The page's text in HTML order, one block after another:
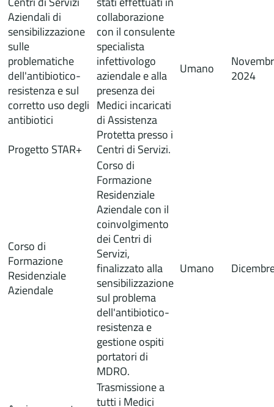
Aziendali di
sensibilizzazione
sulle
problematiche
dell'antibiotico-
resistenza e sul
corretto uso degli
antibiotici
Progetto STAR+
collaborazione
con il consulente
specialista
infettivologo
aziendale e alla
presenza dei
Medici incaricati
di Assistenza
Protetta presso i
Centri di Servizi.
Umano
2024
Corso di
Formazione
Residenziale
Aziendale
Corso di
Formazione
Residenziale
Aziendale con il
coinvolgimento
dei Centri di
Servizi,
finalizzato alla
sensibilizzazione
sul problema
dell'antibiotico-
resistenza e
gestione ospiti
portatori di
MDRO.
Umano
Trasmissione a
tutti i Medici